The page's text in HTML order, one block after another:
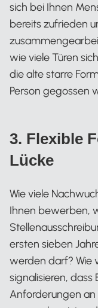
sich bei Ihnen
bereits zufrieden
wie viele Türen
die alte starre
Person gegossen
3. Flexible
Lücke
Wie viele
Ihnen bewerben,
ersten sieben
werden darf? Wie
signalisieren,
Anforderungen an